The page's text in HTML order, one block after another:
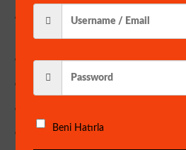
4 Kanal Görüntü ve 4 Kanal Ses
ÇÖZÜNÜRLÜKTE Kayıt
H265+ Görüntü Sıkıştırma
5 Megapiksel Kamera Çalıştırma
Wİ-Fİ Aparat ile WİFİ den
Beni Hatırla